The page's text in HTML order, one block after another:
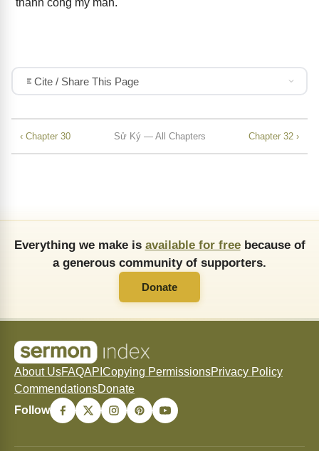
thành công mỹ mãn.
Cite / Share This Page
‹ Chapter 30 Sử Ký — All Chapters Chapter 32 ›
Everything we make is available for freebecause of
a generous community of supporters.
Donate
About UsFAQAPI Copying PermissionsPrivacy Policy
CommendationsDonate
Follow